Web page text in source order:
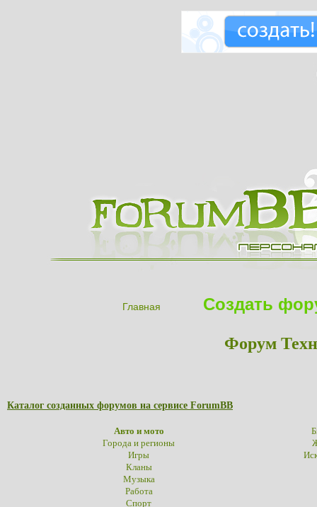
Главная Создать
Форум
Каталог созданных форумов на сервисе ForumBB
Авто и мото
Города и регионы
Игры
Кланы
Музыка
Работа
Спорт